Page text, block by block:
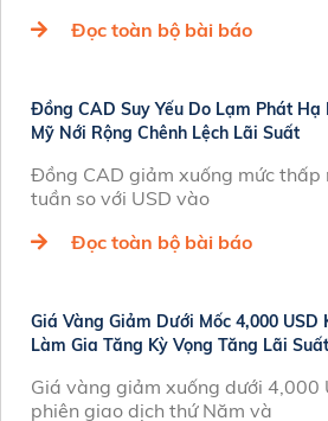
Đọc toàn bộ bài báo
Đồng CAD Suy Yếu Do Lạm Phát Hạ
Mỹ Nới Rộng Chênh Lệch Lãi Suất
Đồng CAD giảm xuống mức
tuần so với USD vào
Đọc toàn bộ bài báo
Giá Vàng Giảm Dưới Mốc 4,000 USD
Làm Gia Tăng Kỳ Vọng Tăng Lãi Suất
Giá vàng giảm xuống dưới 4,000
phiên giao dịch thứ Năm và